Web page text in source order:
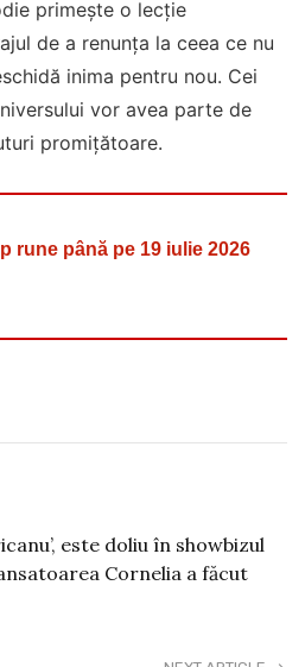
primește o lecție
de a renunța la ceea ce nu
inima pentru nou. Cei
vor avea parte de
promițătoare.
rune până pe 19 iulie 2026
este doliu în showbizul
Cornelia a făcut